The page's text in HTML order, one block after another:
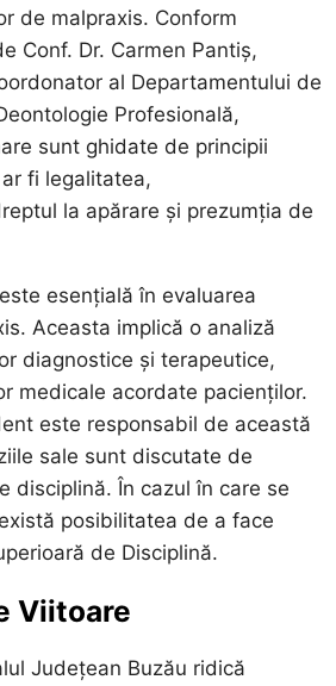
de malpraxis. Conform
Conf. Dr. Carmen Pantiș,
al Departamentului de
Profesională,
sunt ghidate de principii
fi legalitatea,
la apărare și prezumția de
esențială în evaluarea
Aceasta implică o analiză
diagnostice și terapeutice,
medicale acordate pacienților.
este responsabil de această
sale sunt discutate de
disciplină. În cazul în care se
posibilitatea de a face
de Disciplină.
Viitoare
Județean Buzău ridică